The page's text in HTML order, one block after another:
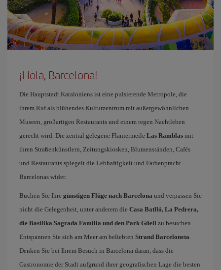
¡Hola, Barcelona!
Die Hauptstadt Kataloniens ist eine pulsierende Metropole, die
ihrem Ruf als blühendes Kulturzentrum mit außergewöhnlichen
Museen, großartigen Restaurants und einem regen Nachtleben
gerecht wird. Die zentral gelegene Flaniermeile Las Ramblas mit
ihren Straßenkünstlern, Zeitungskiosken, Blumenständen, Cafés
und Restaurants spiegelt die Lebhaftigkeit und Farbenpracht
Barcelonas wider.
Buchen Sie Ihre günstigen Flüge nach Barcelona und verpassen Sie
nicht die Gelegenheit, unter anderem die Casa Batlló, La Pedrera,
die Basilika Sagrada Familia und den Park Güell zu besuchen.
Entspannen Sie sich am Meer am beliebten Strand Barceloneta.
Denken Sie bei Ihrem Besuch in Barcelona daran, dass die
Gastronomie der Stadt aufgrund ihrer geografischen Lage die besten